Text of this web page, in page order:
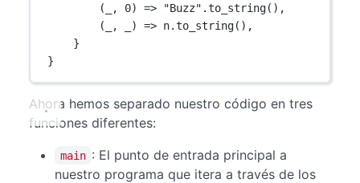
(_, 0) => "Buzz" .to_string(),
(_, _) => n.to_string(),
}
}
Ahora hemos separado nuestro código en tres
funciones diferentes:
main : El punto de entrada principal a
nuestro programa que itera a través de los